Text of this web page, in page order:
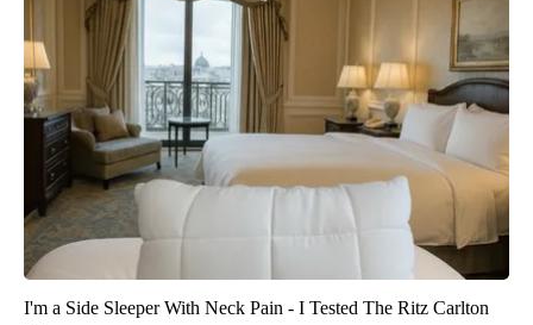
I'm a Side Sleeper With Neck Pain - I Tested The Ritz Carlton